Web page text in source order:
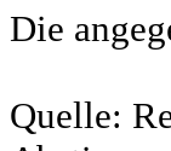
Die
Quelle: